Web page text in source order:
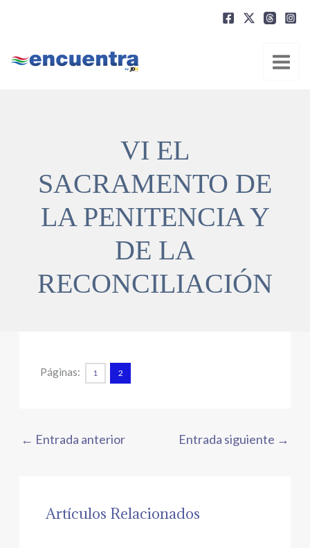
VI EL
SACRAMENTO DE
LA PENITENCIA Y
DE LA
RECONCILIACIÓN
Páginas: 1 2
← Entrada anterior Entrada siguiente →
Artículos Relacionados